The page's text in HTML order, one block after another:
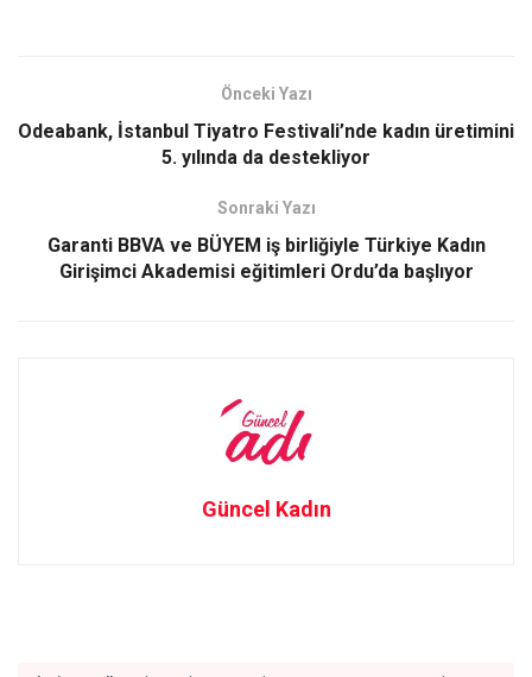
o
d
Önceki Yazı
Odeabank, İstanbul Tiyatro Festivali’nde kadın üretimini
5. yılında da destekliyor
Sonraki Yazı
Garanti BBVA ve BÜYEM iş birliğiyle Türkiye Kadın
Girişimci Akademisi eğitimleri Ordu’da başlıyor
Güncel Kadın